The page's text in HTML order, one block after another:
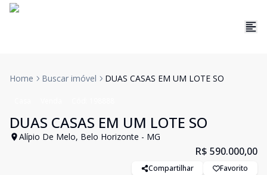
Home Buscar imóvel DUAS CASAS EM UM LOTE SO
DUAS CASAS EM UM LOTE SO
Alípio De Melo, Belo Horizonte - MG
R$ 590.000,00
Compartilhar Favorito